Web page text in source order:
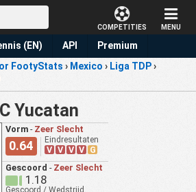
COMPETITIES MENU
(EN) API Premium
FootyStats › Mexico › Liga TDP›
Yucatan
Vorm - Zeer Slecht
0.64 Eindresultaten
V V V V G
Gescoord - Zeer Slecht
1.18
Gescoord / Wedstrijd